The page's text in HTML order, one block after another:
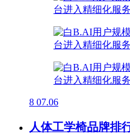
8 07.06
人体工学椅品牌排